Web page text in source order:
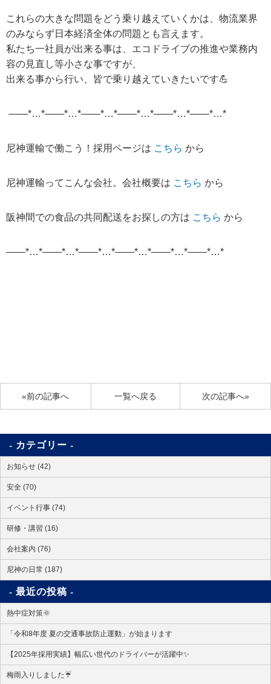
これらの大きな問題をどう乗り越えていくかは、物流業界
のみならず日本経済全体の問題とも言えます。
私たち一社員が出来る事は、エコドライブの推進や業務内
容の見直し等小さな事ですが、
出来る事から行い、皆で乗り越えていきたいです💪
——*…*——*…*——*…*——*…*——*…*——*…*
尼神運輸で働こう！採用ページは こちら から
尼神運輸ってこんな会社。会社概要は こちら から
阪神間での食品の共同配送をお探しの方は こちら から
——*…*——*…*——*…*——*…*——*…*——*…*
«前の記事へ 次の記事へ»
一覧へ戻る
カテゴリー
お知らせ (42)
安全 (70)
イベント行事 (74)
研修・講習 (16)
会社案内 (76)
尼神の日常 (187)
最近の投稿
熱中症対策🌞
「令和8年度 夏の交通事故防止運動」が始まります
【2025年採用実績】幅広い世代のドライバーが活躍中✨
梅雨入りしました☔